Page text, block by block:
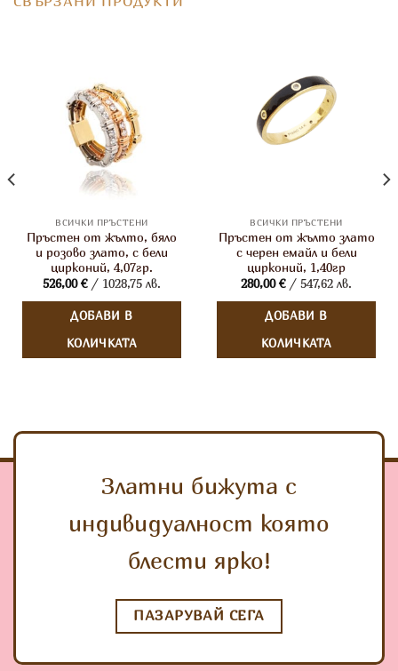
ВСИЧКИ ПРЪСТЕНИ
Пръстен от жълто, бяло
и розово злато, с бели
цирконий, 4,07гр.
526,00€/ 1028,75 лв.
ДОБАВИ В
КОЛИЧКАТА
ВСИЧКИ ПРЪСТЕНИ
Пръстен от жълто злато
с черен емайл и бели
цирконий, 1,40гр
280,00€/ 547,62 лв.
ДОБАВИ В
КОЛИЧКАТА
Златни бижута с
индивидуалност която
блести ярко!
ПАЗАРУВАЙ СЕГА